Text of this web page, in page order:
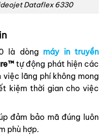
Dataflex 6330
là dòng máy in truyền
tự động phát hiện các
việc lãng phí không mong
kiệm thời gian cho việc
đảm bảo mã đúng luôn
phù hợp.